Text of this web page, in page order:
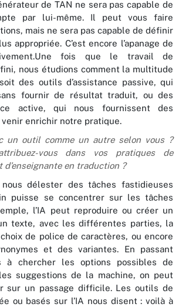
de TAN ne sera pas capable de
par lui-même. Il peut vous faire
mais ne sera pas capable de définir
appropriée. C’est encore l’apanage de
fois que le travail de
nous étudions comment la multitude
des outils d’assistance passive, qui
fournir de résultat traduit, ou des
active, qui nous fournissent des
enrichir notre pratique.
un outil comme un autre selon vous ?
vous dans vos pratiques de
en traduction ?
nous délester des tâches fastidieuses
puisse se concentrer sur les tâches
l’IA peut reproduire ou créer un
texte, avec les différentes parties, la
de police de caractères, ou encore
et des variantes. En passant
à chercher les options possibles de
suggestions de la machine, on peut
sur un passage difficile. Les outils de
ou basés sur l’IA nous disent : voilà à